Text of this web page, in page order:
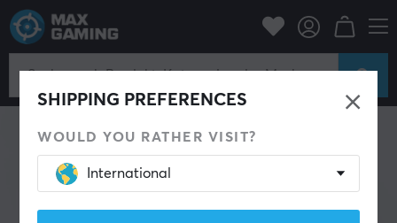
SHIPPING PREFERENCES
WOULD YOU RATHER VISIT?
International
PC-Zubehör Maus-Skates